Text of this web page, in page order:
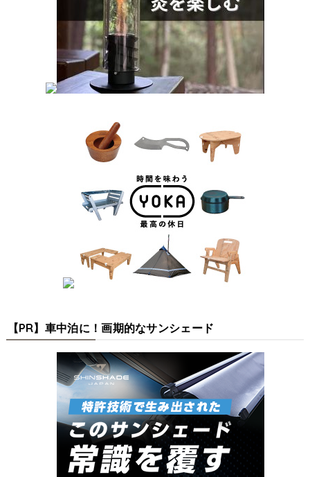
【PR】車中泊に！画期的なサンシェード